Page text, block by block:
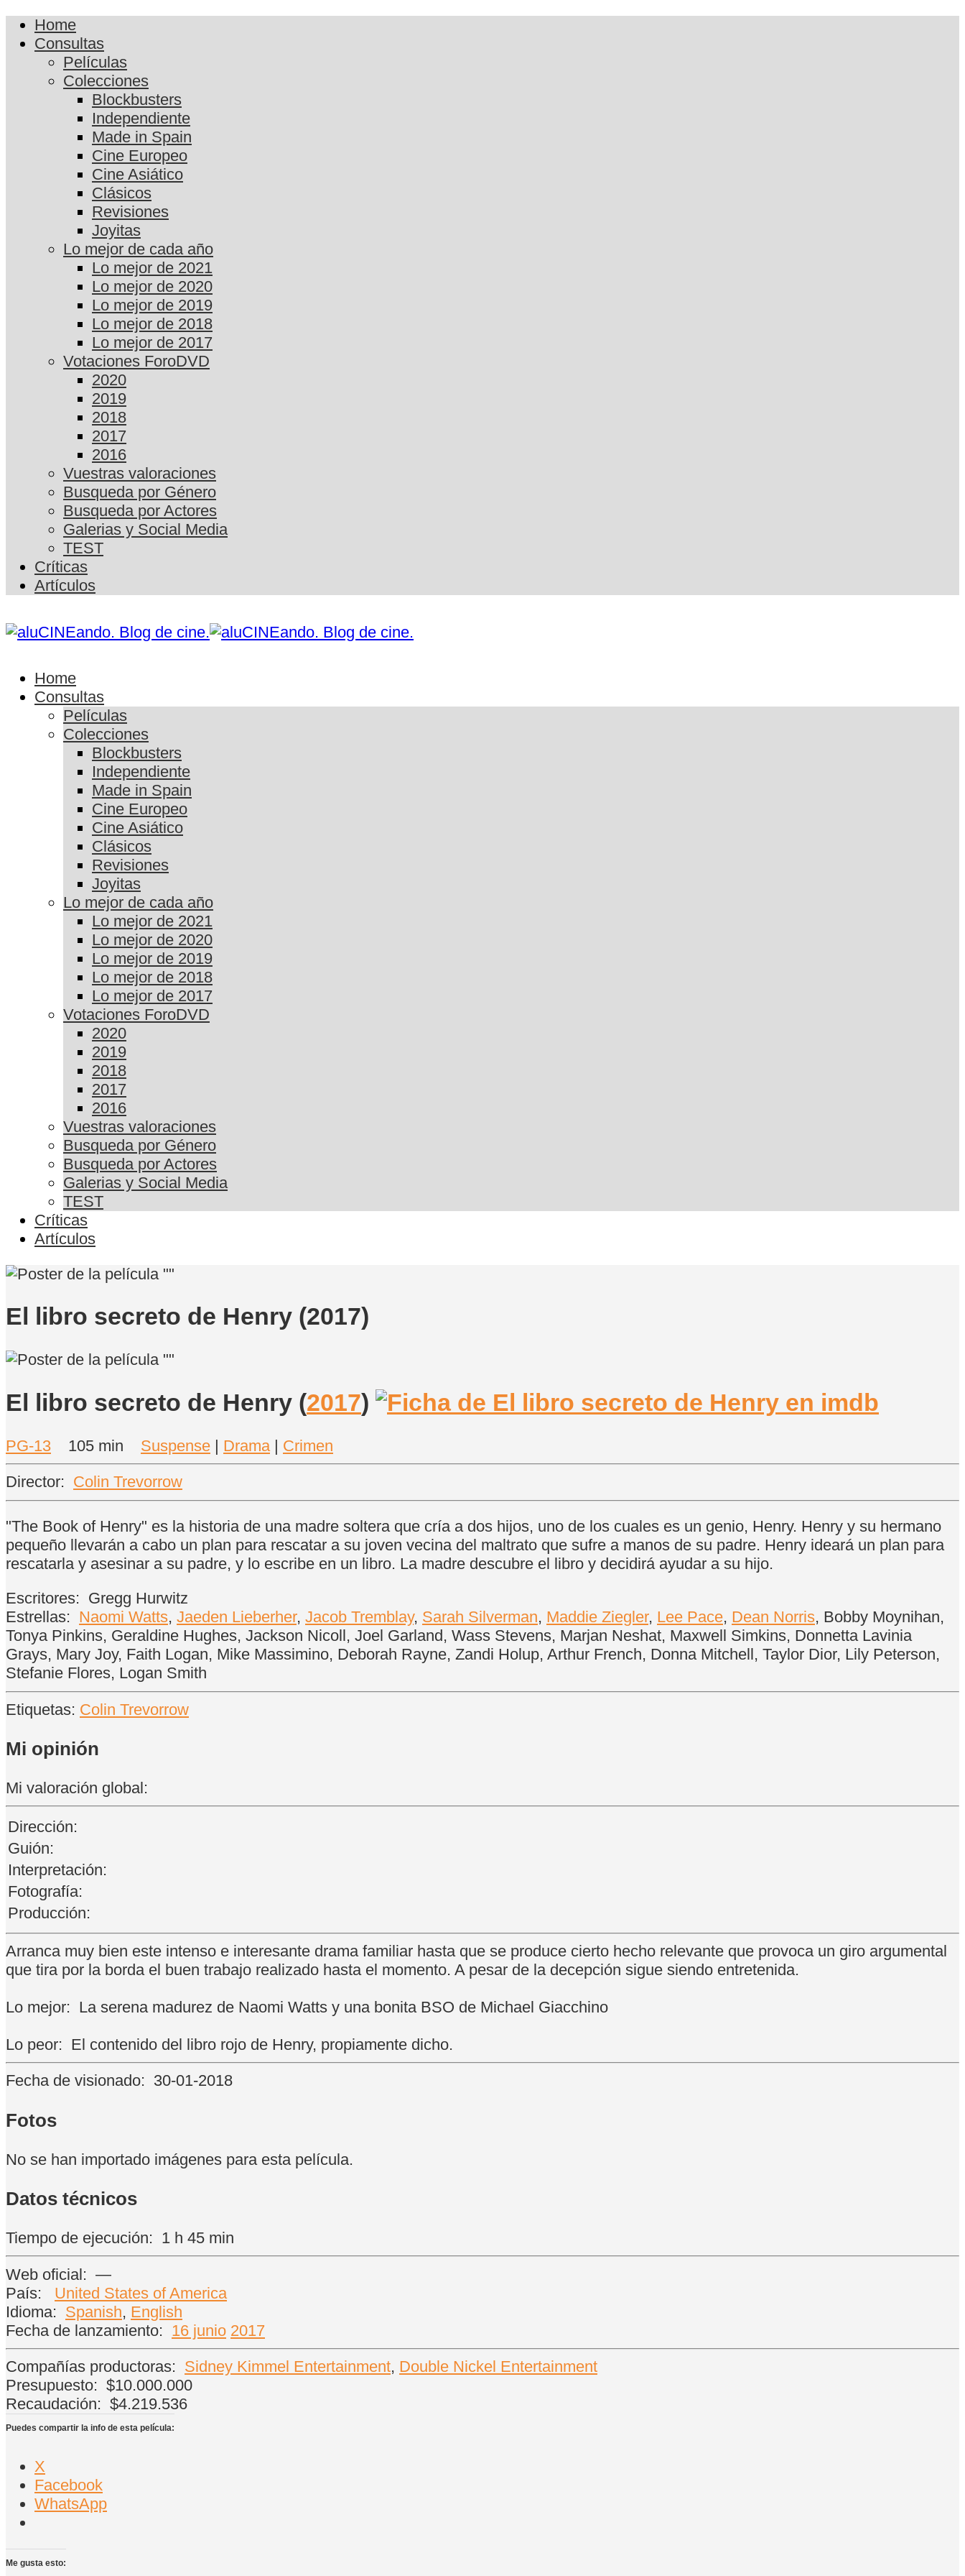
Home
Consultas
Películas
Colecciones
Blockbusters
Independiente
Made in Spain
Cine Europeo
Cine Asiático
Clásicos
Revisiones
Joyitas
Lo mejor de cada año
Lo mejor de 2021
Lo mejor de 2020
Lo mejor de 2019
Lo mejor de 2018
Lo mejor de 2017
Votaciones ForoDVD
2020
2019
2018
2017
2016
Vuestras valoraciones
Busqueda por Género
Busqueda por Actores
Galerias y Social Media
TEST
Críticas
Artículos
Home
Consultas
Películas
Colecciones
Blockbusters
Independiente
Made in Spain
Cine Europeo
Cine Asiático
Clásicos
Revisiones
Joyitas
Lo mejor de cada año
Lo mejor de 2021
Lo mejor de 2020
Lo mejor de 2019
Lo mejor de 2018
Lo mejor de 2017
Votaciones ForoDVD
2020
2019
2018
2017
2016
Vuestras valoraciones
Busqueda por Género
Busqueda por Actores
Galerias y Social Media
TEST
Críticas
Artículos
El libro secreto de Henry (2017)
El libro secreto de Henry (2017)
PG-13 105 min Suspense | Drama| Crimen
Director: Colin Trevorrow
"The Book of Henry" es la historia de una madre soltera que cría a dos hijos, uno de los cuales es un genio, Henry. Henry y su hermano
pequeño llevarán a cabo un plan para rescatar a su joven vecina del maltrato que sufre a manos de su padre. Henry ideará un plan para
rescatarla y asesinar a su padre, y lo escribe en un libro. La madre descubre el libro y decidirá ayudar a su hijo.
Escritores: Gregg Hurwitz
Estrellas: Naomi Watts, Jaeden Lieberher, Jacob Tremblay, Sarah Silverman, Maddie Ziegler, Lee Pace, Dean Norris, Bobby Moynihan,
Tonya Pinkins, Geraldine Hughes, Jackson Nicoll, Joel Garland, Wass Stevens, Marjan Neshat, Maxwell Simkins, Donnetta Lavinia
Grays, Mary Joy, Faith Logan, Mike Massimino, Deborah Rayne, Zandi Holup, Arthur French, Donna Mitchell, Taylor Dior, Lily Peterson,
Stefanie Flores, Logan Smith
Etiquetas: Colin Trevorrow
Mi opinión
Mi valoración global:
Dirección:
Guión:
Interpretación:
Fotografía:
Producción:
Arranca muy bien este intenso e interesante drama familiar hasta que se produce cierto hecho relevante que provoca un giro argumental
que tira por la borda el buen trabajo realizado hasta el momento. A pesar de la decepción sigue siendo entretenida.
Lo mejor: La serena madurez de Naomi Watts y una bonita BSO de Michael Giacchino
Lo peor: El contenido del libro rojo de Henry, propiamente dicho.
Fecha de visionado: 30-01-2018
Fotos
No se han importado imágenes para esta película.
Datos técnicos
Tiempo de ejecución: 1 h 45 min
Web oficial: —
País:
United States of America
Idioma: Spanish, English
Fecha de lanzamiento: 16 junio 2017
Compañías productoras: Sidney Kimmel Entertainment, Double Nickel Entertainment
Presupuesto: $10.000.000
Recaudación: $4.219.536
Puedes compartir la info de esta película:
X
Facebook
WhatsApp
Me gusta esto: